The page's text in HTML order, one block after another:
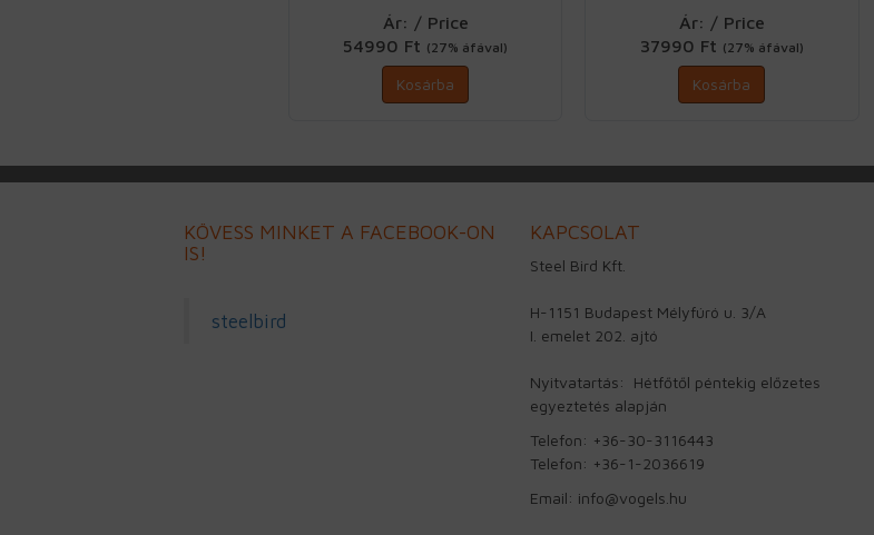
Ár: / Price
54990 Ft (27% áfával)
Kosárba
Mount Massive
Ár: / Price
37990 Ft (27% áfával)
Kosárba
KÖVESS MINKET A FACEBOOK-ON
IS!
steelbird
KAPCSOLAT
Steel Bird Kft.
H-1151 Budapest Mélyfúró u. 3/A
I. emelet 202. ajtó
Nyitvatartás: Hétfőtől péntekig előzetes
egyeztetés alapján
Telefon: +36-30-3116443
Telefon: +36-1-2036619
Email: info@vogels.hu